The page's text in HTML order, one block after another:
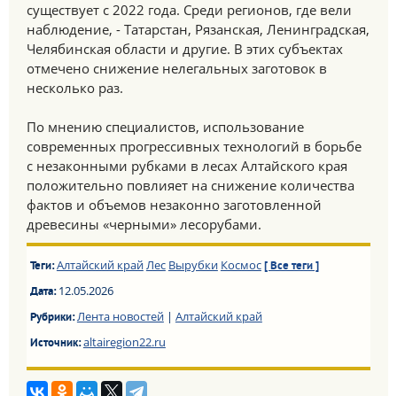
существует с 2022 года. Среди регионов, где вели
наблюдение, - Татарстан, Рязанская, Ленинградская,
Челябинская области и другие. В этих субъектах
отмечено снижение нелегальных заготовок в
несколько раз.
По мнению специалистов, использование
современных прогрессивных технологий в борьбе
с незаконными рубками в лесах Алтайского края
положительно повлияет на снижение количества
фактов и объемов незаконно заготовленной
древесины «черными» лесорубами.
Теги:Алтайский крайЛес Вырубки Космос [ Все теги ]
Дата:12.05.2026
Рубрики:Лента новостей| Алтайский край
Источник:altairegion22.ru